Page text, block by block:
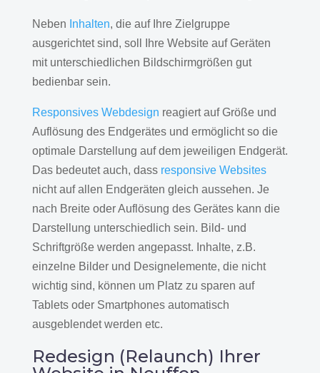
Neben Inhalten, die auf Ihre Zielgruppe
ausgerichtet sind, soll Ihre Website auf Geräten
mit unterschiedlichen Bildschirmgrößen gut
bedienbar sein.
Responsives Webdesign reagiert auf Größe und
Auflösung des Endgerätes und ermöglicht so die
optimale Darstellung auf dem jeweiligen Endgerät.
Das bedeutet auch, dass responsive Websites
nicht auf allen Endgeräten gleich aussehen. Je
nach Breite oder Auflösung des Gerätes kann die
Darstellung unterschiedlich sein. Bild- und
Schriftgröße werden angepasst. Inhalte, z.B.
einzelne Bilder und Designelemente, die nicht
wichtig sind, können um Platz zu sparen auf
Tablets oder Smartphones automatisch
ausgeblendet werden etc.
Redesign (Relaunch) Ihrer